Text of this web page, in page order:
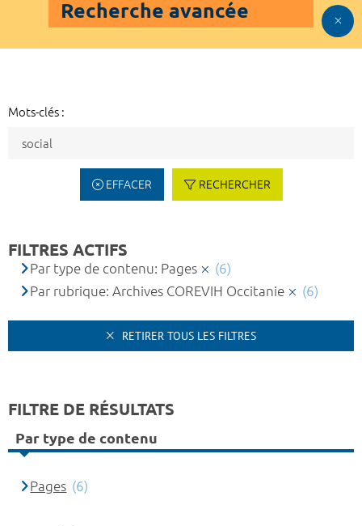
Recherche avancée
Mots-clés :
EFFACER RECHERCHER
FILTRES ACTIFS
Par type de contenu: Pages
(6)
Par rubrique: Archives COREVIH Occitanie
(6)
RETIRER TOUS LES FILTRES
FILTRE DE RÉSULTATS
Par type de contenu
Pages (6)